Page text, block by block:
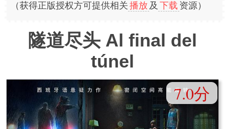
（获得正版授权方可提供相关 播放 及 下载 资源）
隧道尽头 Al final del
túnel
7.0分